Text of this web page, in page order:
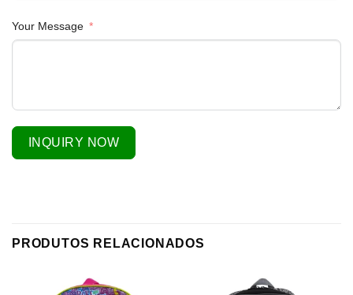
Your Message
INQUIRY NOW
PRODUTOS RELACIONADOS